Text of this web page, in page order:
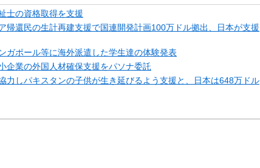
士の資格取得を支援
帰還民の生計再建支援で国連開発計画100万ドル拠出、日本が支援
ガポール等に海外派遣した学生達の体験発表
企業の外国人材確保支援をパソナ委託
力しパキスタンの子供が生き延びるよう支援と、日本は648万ドル